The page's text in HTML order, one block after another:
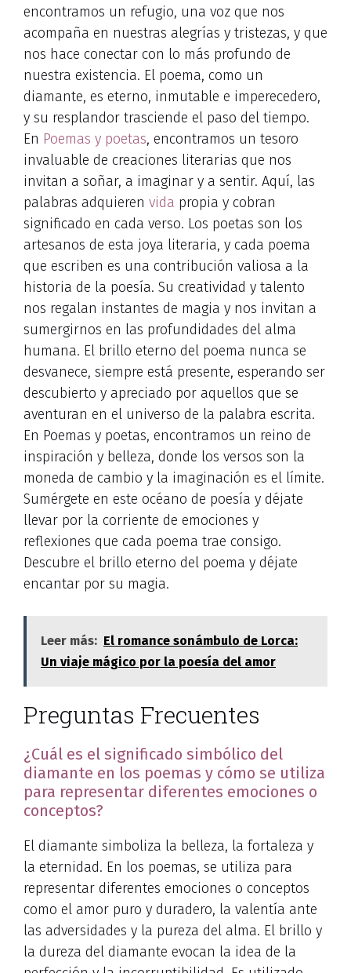
encontramos un refugio, una voz que nos
acompaña en nuestras alegrías y tristezas, y que
nos hace conectar con lo más profundo de
nuestra existencia. El poema, como un
diamante, es eterno, inmutable e imperecedero,
y su resplandor trasciende el paso del tiempo.
En Poemas y poetas, encontramos un tesoro
invaluable de creaciones literarias que nos
invitan a soñar, a imaginar y a sentir. Aquí, las
palabras adquieren vida propia y cobran
significado en cada verso. Los poetas son los
artesanos de esta joya literaria, y cada poema
que escriben es una contribución valiosa a la
historia de la poesía. Su creatividad y talento
nos regalan instantes de magia y nos invitan a
sumergirnos en las profundidades del alma
humana. El brillo eterno del poema nunca se
desvanece, siempre está presente, esperando ser
descubierto y apreciado por aquellos que se
aventuran en el universo de la palabra escrita.
En Poemas y poetas, encontramos un reino de
inspiración y belleza, donde los versos son la
moneda de cambio y la imaginación es el límite.
Sumérgete en este océano de poesía y déjate
llevar por la corriente de emociones y
reflexiones que cada poema trae consigo.
Descubre el brillo eterno del poema y déjate
encantar por su magia.
Leer más: El romance sonámbulo de Lorca:
Un viaje mágico por la poesía del amor
Preguntas Frecuentes
¿Cuál es el significado simbólico del
diamante en los poemas y cómo se utiliza
para representar diferentes emociones o
conceptos?
El diamante simboliza la belleza, la fortaleza y
la eternidad. En los poemas, se utiliza para
representar diferentes emociones o conceptos
como el amor puro y duradero, la valentía ante
las adversidades y la pureza del alma. El brillo y
la dureza del diamante evocan la idea de la